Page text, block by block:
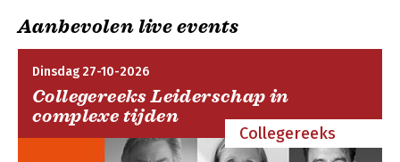
Aanbevolen live events
Dinsdag 27-10-2026
Collegereeks Leiderschap in
complexe tijden
Collegereeks